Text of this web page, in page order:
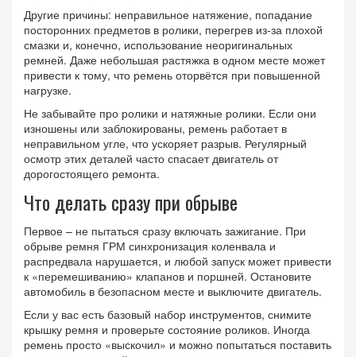
Другие причины: неправильное натяжение, попадание
посторонних предметов в ролики, перегрев из‑за плохой
смазки и, конечно, использование неоригинальных
ремней. Даже небольшая растяжка в одном месте может
привести к тому, что ремень оторвётся при повышенной
нагрузке.
Не забывайте про ролики и натяжные ролики. Если они
изношены или заблокированы, ремень работает в
неправильном угле, что ускоряет разрыв. Регулярный
осмотр этих деталей часто спасает двигатель от
дорогостоящего ремонта.
Что делать сразу при обрыве
Первое – не пытаться сразу включать зажигание. При
обрыве ремня ГРМ синхронизация коленвала и
распредвала нарушается, и любой запуск может привести
к «перемешиванию» клапанов и поршней. Остановите
автомобиль в безопасном месте и выключите двигатель.
Если у вас есть базовый набор инструментов, снимите
крышку ремня и проверьте состояние роликов. Иногда
ремень просто «выскочил» и можно попытаться поставить